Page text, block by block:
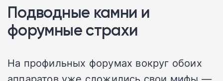
Подводные камни и
форумные страхи
На профильных форумах вокруг обоих